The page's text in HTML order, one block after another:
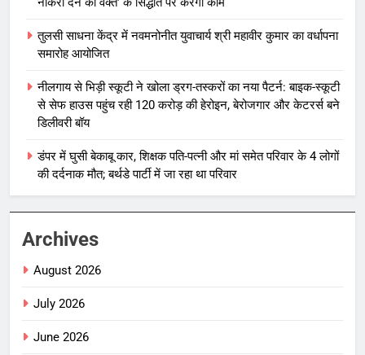
तुलसी साधना केंद्र में नवमनोनीत युवाचार्य श्री महावीर कुमार का वर्धापना
समारोह आयोजित
नीलगाय से भिड़ी स्कूटी ने खोला ड्रग-तस्करों का नया पैटर्न: बाइक-स्कूटी
से सेफ हाउस पहुंच रही 120 करोड़ की हेरोइन, बेरोजगार और केटरर्स बने
डिलीवरी बॉय
डंपर में घुसी बेकाबू कार, शिक्षक पति-पत्नी और मां समेत परिवार के 4 लोगों
की दर्दनाक मौत; बर्थडे पार्टी में जा रहा था परिवार
Archives
August 2026
July 2026
June 2026